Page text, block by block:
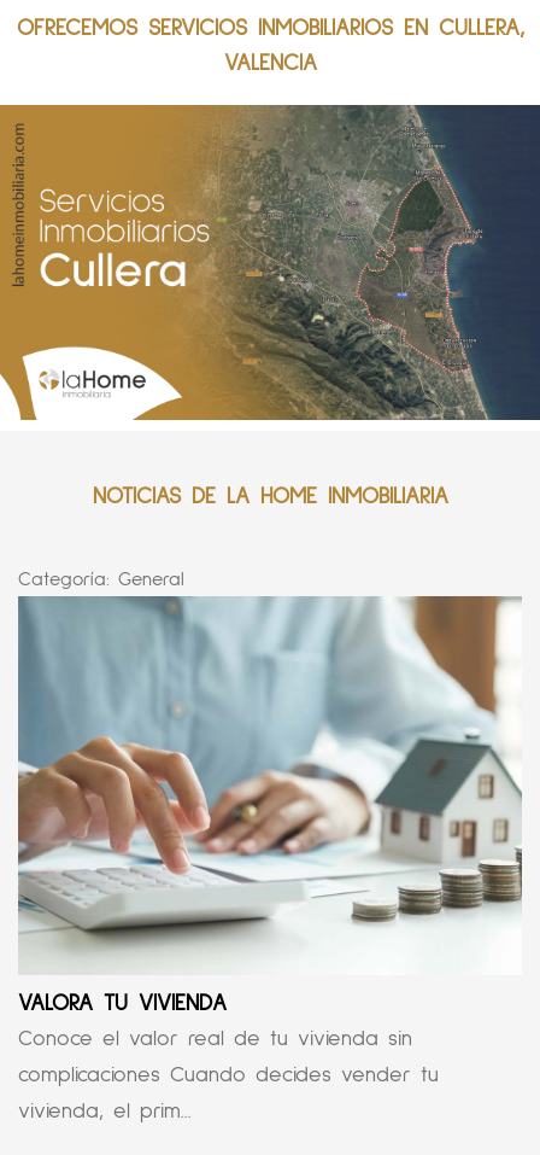
OFRECEMOS SERVICIOS INMOBILIARIOS EN CULLERA,
VALENCIA
NOTICIAS DE LA HOME INMOBILIARIA
Categoría: General
VALORA TU VIVIENDA
Conoce el valor real de tu vivienda sin
complicaciones Cuando decides vender tu
vivienda, el prim...